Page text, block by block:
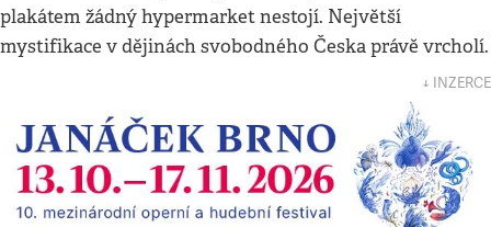
plakátem žádný hypermarket nestojí. Největší
mystifikace v dějinách svobodného Česka právě vrcholí.
↓ INZERCE